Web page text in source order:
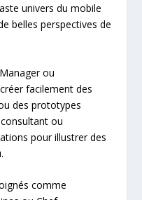
univers du mobile
belles perspectives de
ou
facilement des
des prototypes
ou
pour illustrer des
comme